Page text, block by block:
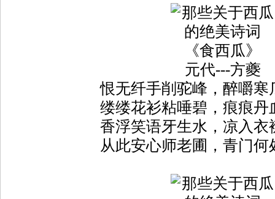
《食西瓜》
元代---方夔
恨无纤手削驼峰，醉嚼寒
缕缕花衫粘唾碧，痕痕丹
香浮笑语牙生水，凉入衣
从此安心师老圃，青门何